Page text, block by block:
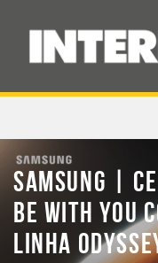
SAMSUNG |
BE WITH YOU
LINHA